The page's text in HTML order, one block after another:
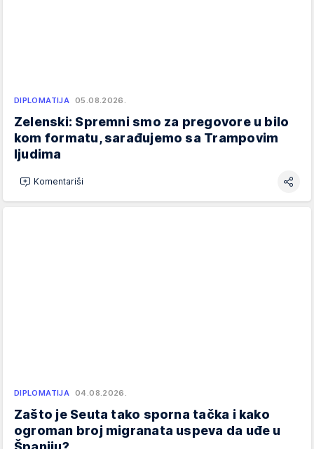
DIPLOMATIJA 05.08.2026.
Zelenski: Spremni smo za pregovore u bilo
kom formatu, sarađujemo sa Trampovim
ljudima
Komentariši
DIPLOMATIJA 04.08.2026.
Zašto je Seuta tako sporna tačka i kako
ogroman broj migranata uspeva da uđe u